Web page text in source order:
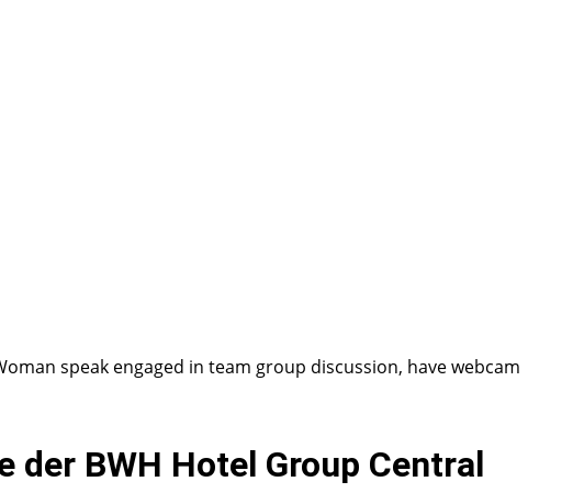
speak engaged in team group discussion, have webcam
der BWH Hotel Group Central